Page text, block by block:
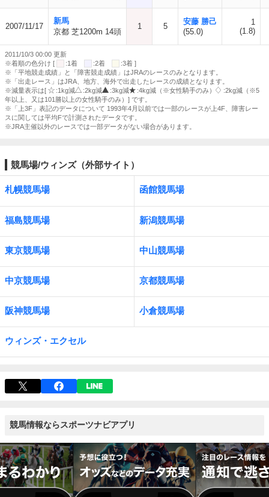
2007/11/17
新馬
京都 芝1200m 14頭
1 5
安藤 勝己
(55.0)
1
(1.8)
2011/10/3 00:00 更新
※着順の色分け [
:1着 :2着
:3着 ]
※「平地競走成績」と「障害競走成績」はJRAのレースのみとなります。
※「出走レース」はJRA、地方、海外で出走したレースの成績となります。
※減量表示は[
:1kg減 :2kg減 :3kg減 :4kg減（※女性騎手のみ）
:2kg減（※5
年以上、又は101勝以上の女性騎手のみ）] です。
※「上3F」表記のデータについて 1993年4月以前では一部のレースが上4F、障害レー
スに関しては平均Fで計測されたデータです。
※JRA主催以外のレースでは一部データがない場合があります。
競馬場/ウィンズ（外部サイト）
札幌競馬場 函館競馬場
福島競馬場 新潟競馬場
東京競馬場 中山競馬場
中京競馬場 京都競馬場
阪神競馬場 小倉競馬場
ウィンズ・エクセル
競馬情報ならスポーツナビアプリ